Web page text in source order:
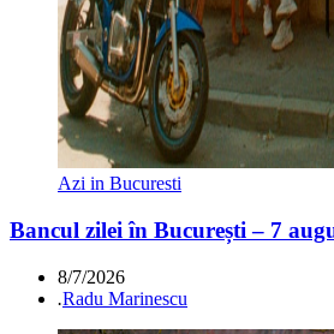
Azi in Bucuresti
Bancul zilei în București – 7
8/7/2026
.Radu Marinescu